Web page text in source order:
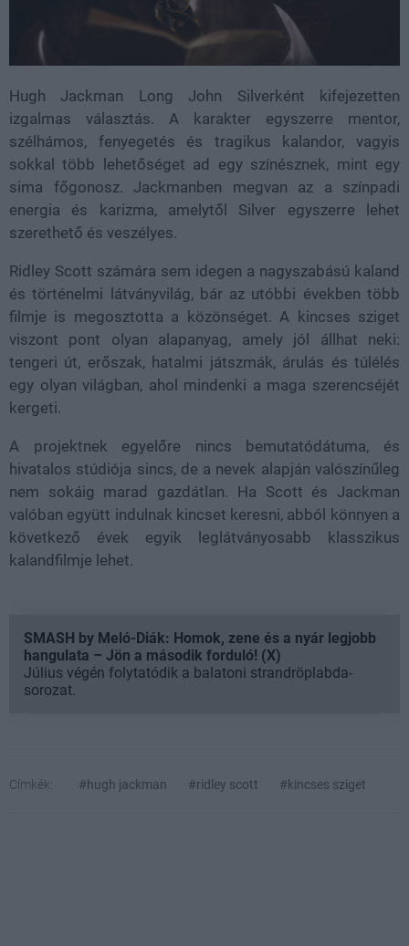
Hugh Jackman Long John Silverként kifejezetten
izgalmas választás. A karakter egyszerre mentor,
szélhámos, fenyegetés és tragikus kalandor, vagyis
sokkal több lehetőséget ad egy színésznek, mint egy
sima főgonosz. Jackmanben megvan az a színpadi
energia és karizma, amelytől Silver egyszerre lehet
szerethető és veszélyes.
Ridley Scott számára sem idegen a nagyszabású kaland
és történelmi látványvilág, bár az utóbbi években több
filmje is megosztotta a közönséget. A kincses sziget
viszont pont olyan alapanyag, amely jól állhat neki:
tengeri út, erőszak, hatalmi játszmák, árulás és túlélés
egy olyan világban, ahol mindenki a maga szerencséjét
kergeti.
A projektnek egyelőre nincs bemutatódátuma, és
hivatalos stúdiója sincs, de a nevek alapján valószínűleg
nem sokáig marad gazdátlan. Ha Scott és Jackman
valóban együtt indulnak kincset keresni, abból könnyen a
következő évek egyik leglátványosabb klasszikus
kalandfilmje lehet.
SMASH by Meló-Diák: Homok, zene és a nyár legjobb
hangulata – Jön a második forduló! (X)
Július végén folytatódik a balatoni strandröplabda-
sorozat.
Címkék: #hugh jackman #ridley scott #kincses sziget